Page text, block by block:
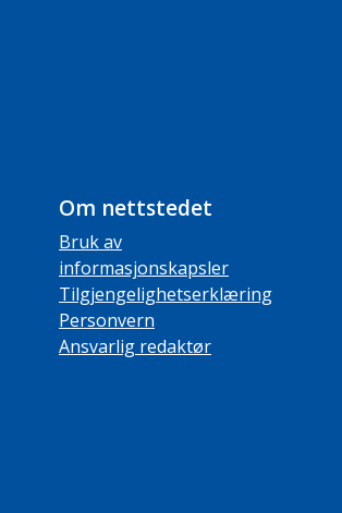
Om nettstedet
Bruk av
informasjonskapsler
Tilgjengelighetserklæring
Personvern
Ansvarlig redaktør